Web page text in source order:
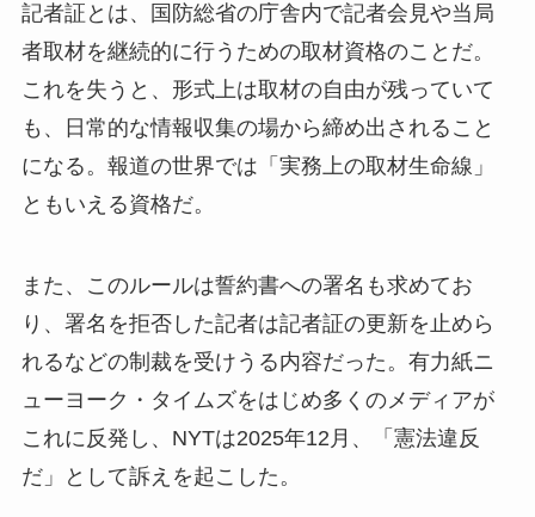
記者証とは、国防総省の庁舎内で記者会見や当局
者取材を継続的に行うための取材資格のことだ。
これを失うと、形式上は取材の自由が残っていて
も、日常的な情報収集の場から締め出されること
になる。報道の世界では「実務上の取材生命線」
ともいえる資格だ。
また、このルールは誓約書への署名も求めてお
り、署名を拒否した記者は記者証の更新を止めら
れるなどの制裁を受けうる内容だった。有力紙ニ
ューヨーク・タイムズをはじめ多くのメディアが
これに反発し、NYTは2025年12月、「憲法違反
だ」として訴えを起こした。